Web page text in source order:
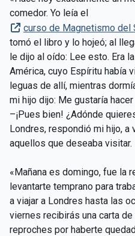
comedor. Yo leía el
curso de Magnetismo del
tomó el libro y lo hojeó; al
le dijo al oído: Lee esto. Era
América, cuyo Espíritu había
leguas de allí, mientras
mi hijo dijo: Me gustaría
–¡Pues bien! ¿Adónde
Londres, respondió mi hijo, a
aquellos que deseaba visitar.
«Mañana es domingo, fue la
levantarte temprano para
a viajar a Londres hasta las
viernes recibirás una carta
reproches por haberte